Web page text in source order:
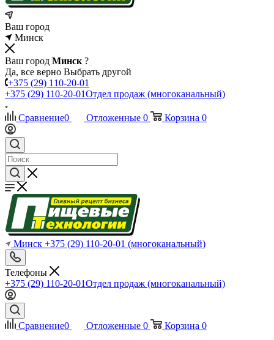
Ваш город
Минск
Ваш город Минск ?
Да, все верно Выбрать другой
+375 (29) 110-20-01
+375 (29) 110-20-01Отдел продаж (многоканальный)
Сравнение0 Отложенные 0 Корзина 0
Минск +375 (29) 110-20-01 (многоканальный)
Телефоны
+375 (29) 110-20-01Отдел продаж (многоканальный)
Сравнение0 Отложенные 0 Корзина 0